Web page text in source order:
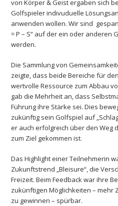
von Körper & Geist ergaben sich
Golfspieler indivuduelle
anwenden wollen. Wir sind
= P – S“ auf der ein oder anderen
werden.
Die Sammlung von
zeigte, dass beide Bereiche für
wertvolle Ressource zum Abbau
gab die Mehrheit an, dass
Führung ihre Stärke sei. Dies
zukünftig sein Golfspiel auf
er auch erfolgreich über den Weg
zum Ziel gekommen ist.
Das Highlight einer Teilnehmerin
Zukunftstrend „Bleisure“, die
Freizeit. Beim Feedback war ihre
zukünftigen Möglichkeiten – mehr
zu gewinnen – spürbar.